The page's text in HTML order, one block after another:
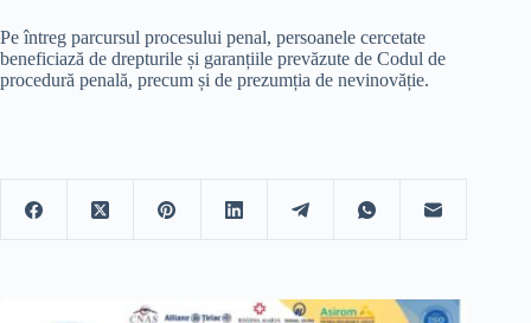
Pe întreg parcursul procesului penal, persoanele cercetate
beneficiază de drepturile și garanțiile prevăzute de Codul de
procedură penală, precum și de prezumția de nevinovăție.